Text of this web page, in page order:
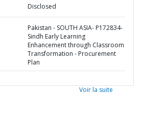
Disclosed
Pakistan - SOUTH ASIA- P172834-
Sindh Early Learning
Enhancement through Classroom
Transformation - Procurement
Plan
Voir la suite